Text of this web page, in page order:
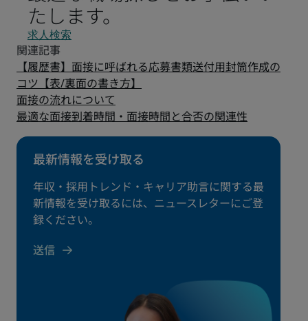
たします。
求人検索
【履歴書】面接に呼ばれる応募書類送付用封筒作成の
コツ【表/裏面の書き方】
面接の流れについて
最適な面接到着時間・面接時間と合否の関連性